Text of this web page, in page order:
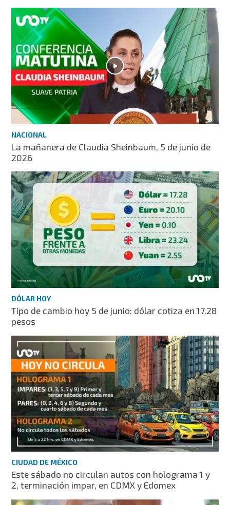
NACIONAL
La mañanera de Claudia Sheinbaum, 5 de junio de
2026
DÓLAR HOY
Tipo de cambio hoy 5 de junio: dólar cotiza en 17.28
pesos
CIUDAD DE MÉXICO
Este sábado no circulan autos con holograma 1 y
2, terminación impar, en CDMX y Edomex